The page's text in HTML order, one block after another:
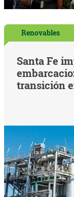
Renovables
Santa Fe
transición